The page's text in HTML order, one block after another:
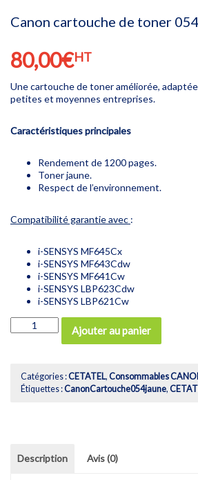
Canon cartouche de toner
80,00€HT
Une cartouche de toner améliorée,
petites et moyennes entreprises.
Caractéristiques principales
Rendement de 1200 pages.
Toner jaune.
Respect de l’environnement.
Compatibilité garantie avec :
i-SENSYS MF645Cx
i-SENSYS MF643Cdw
i-SENSYS MF641Cw
i-SENSYS LBP623Cdw
i-SENSYS LBP621Cw
quantité
de
toner
Ajouter au panier
Catégories :CETATEL, Consommables
Étiquettes :CanonCartouche054jaune,
Description Avis (0)